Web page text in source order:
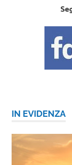
IN EVIDENZA